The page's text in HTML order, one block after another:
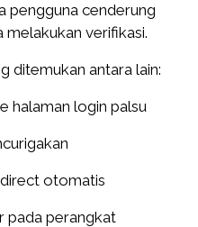
pengguna cenderung
verifikasi.
ditemukan antara lain:
halaman login palsu
otomatis
pada perangkat